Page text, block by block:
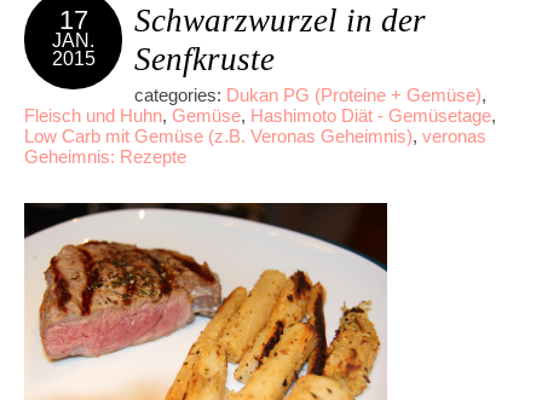
17
JAN.
2015
Schwarzwurzel in der
Senfkruste
categories: Dukan PG (Proteine + Gemüse),
Fleisch und Huhn, Gemüse, Hashimoto Diät - Gemüsetage,
Low Carb mit Gemüse (z.B. Veronas Geheimnis), veronas
Geheimnis: Rezepte